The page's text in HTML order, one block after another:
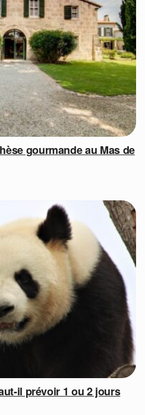
gourmande au Mas de
il prévoir 1 ou 2 jours